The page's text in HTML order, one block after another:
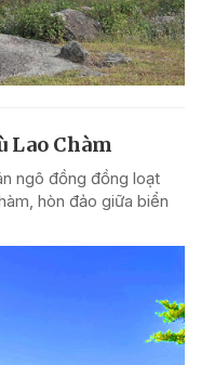
Lao Chàm
ngô đồng đồng loạt
hòn đảo giữa biển